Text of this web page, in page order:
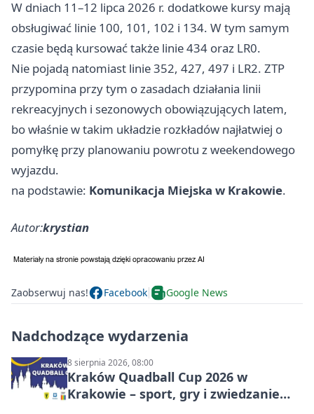
W dniach 11–12 lipca 2026 r. dodatkowe kursy mają
obsługiwać linie 100, 101, 102 i 134. W tym samym
czasie będą kursować także linie 434 oraz LR0.
Nie pojadą natomiast linie 352, 427, 497 i LR2. ZTP
przypomina przy tym o zasadach działania linii
rekreacyjnych i sezonowych obowiązujących latem,
bo właśnie w takim układzie rozkładów najłatwiej o
pomyłkę przy planowaniu powrotu z weekendowego
wyjazdu.
na podstawie: Komunikacja Miejska w Krakowie.
Autor:krystian
Zaobserwuj nas! Facebook Google News
Nadchodzące wydarzenia
8 sierpnia 2026, 08:00
Kraków Quadball Cup 2026 w
Krakowie – sport, gry i zwiedzanie